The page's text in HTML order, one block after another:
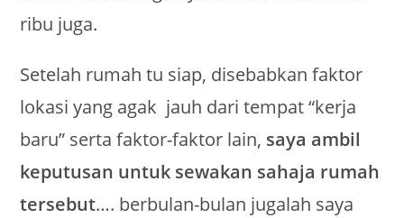
ribu juga.
Setelah rumah tu siap, disebabkan faktor
lokasi yang agak jauh dari tempat “kerja
baru” serta faktor-faktor lain, saya ambil
keputusan untuk sewakan sahaja rumah
tersebut…. berbulan-bulan jugalah saya